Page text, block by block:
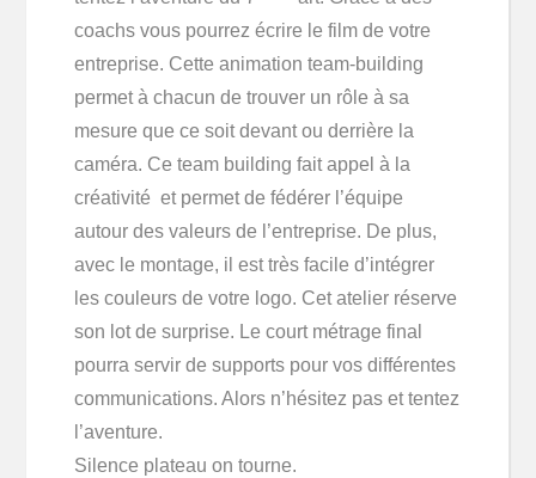
coachs vous pourrez écrire le film de votre
entreprise. Cette animation team-building
permet à chacun de trouver un rôle à sa
mesure que ce soit devant ou derrière la
caméra. Ce team building fait appel à la
créativité et permet de fédérer l’équipe
autour des valeurs de l’entreprise. De plus,
avec le montage, il est très facile d’intégrer
les couleurs de votre logo. Cet atelier réserve
son lot de surprise. Le court métrage final
pourra servir de supports pour vos différentes
communications. Alors n’hésitez pas et tentez
l’aventure.
Silence plateau on tourne.